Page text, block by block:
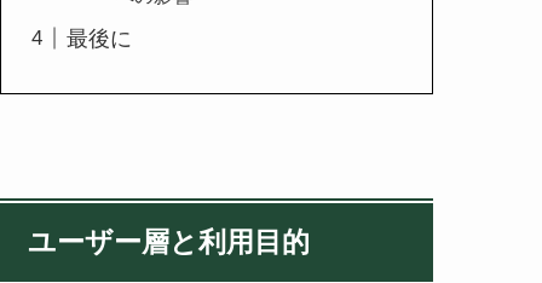
最後に
ユーザー層と利用目的